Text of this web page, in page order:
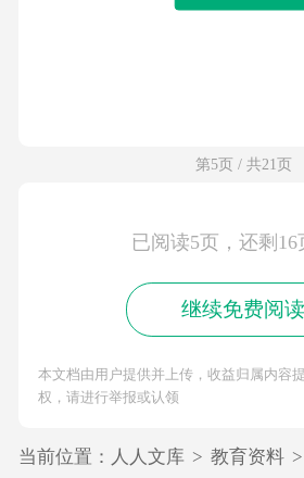
第5页 / 共21页
已阅读5页，还剩16
继续免费阅读
本文档由用户提供并上传，收益归属内容
权，请进行举报或认领
当前位置： 人人文库 > 教育资料 >